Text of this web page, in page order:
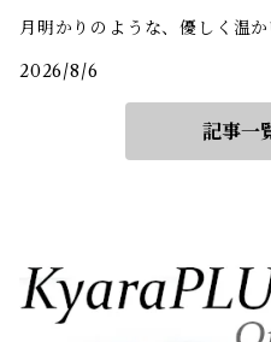
月明かりのような、優しく温
2026/8/6
記事一